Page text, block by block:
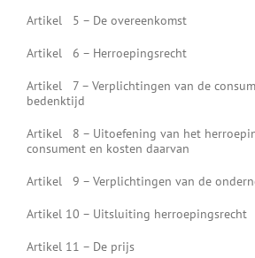
Artikel 5 – De overeenkomst
Artikel 6 – Herroepingsrecht
Artikel 7 – Verplichtingen van de
bedenktijd
Artikel 8 – Uitoefening van het
consument en kosten daarvan
Artikel 9 – Verplichtingen van de
Artikel 10 – Uitsluiting herroepingsrecht
Artikel 11 – De prijs